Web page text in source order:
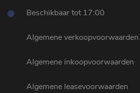
Beschikbaar tot 17:00
Algemene verkoopvoorwaarden
Algemene inkoopvoorwaarden
Algemene leasevoorwaarden